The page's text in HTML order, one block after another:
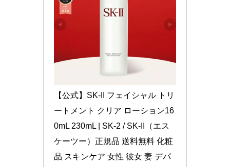
【公式】SK-II フェイシャル トリ
ートメント クリア ローション16
0mL 230mL | SK-2 / SK-II（エス
ケーツー）正規品 送料無料 化粧
品 スキンケア 女性 彼女 妻 デパ